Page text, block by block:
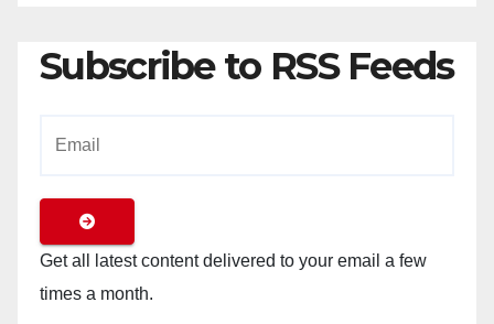
Subscribe to RSS Feeds
Get all latest content delivered to your email a few
times a month.